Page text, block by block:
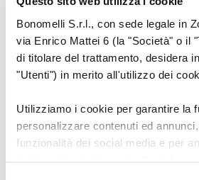
Bonomelli S.r.l., con sede legale in
via Enrico Mattei 6 (la "Società" o il
di titolare del trattamento, desidera
"Utenti") in merito all'utilizzo dei
Utilizziamo i cookie per garantire la
personalizzare contenuti ed
funzionalità dei social media e per